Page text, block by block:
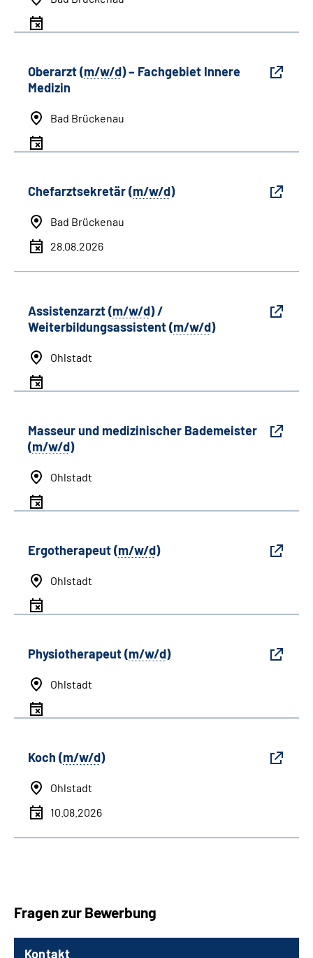
Oberarzt (m/w/d) – Fachgebiet Innere
Medizin
Bad Brückenau
Chefarztsekretär (m/w/d)
Bad Brückenau
28.08.2026
Assistenzarzt (m/w/d) /
Weiterbildungsassistent (m/w/d)
Ohlstadt
Masseur und medizinischer Bademeister
(m/w/d)
Ohlstadt
Ergotherapeut (m/w/d)
Ohlstadt
Physiotherapeut (m/w/d)
Ohlstadt
Koch (m/w/d)
Ohlstadt
10.08.2026
Fragen zur Bewerbung
Kontakt